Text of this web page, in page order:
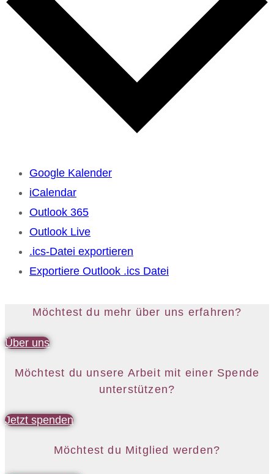
Google Kalender
iCalendar
Outlook 365
Outlook Live
.ics-Datei exportieren
Exportiere Outlook .ics Datei
Möchtest du mehr über uns erfahren?
Über uns
Möchtest du unsere Arbeit mit einer Spende
unterstützen?
Jetzt spenden
Möchtest du Mitglied werden?